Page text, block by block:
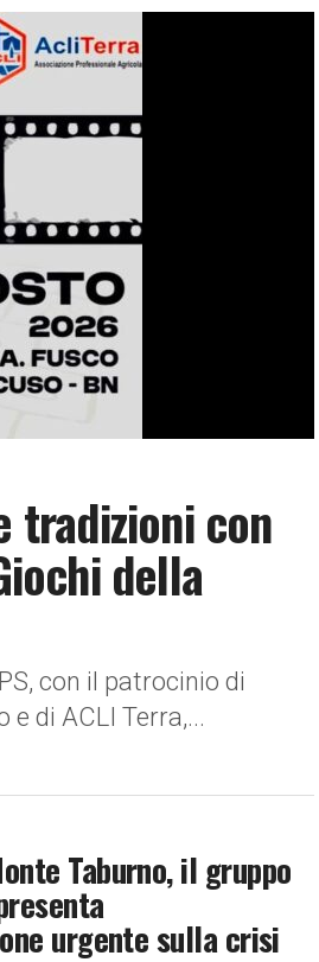
tradizioni con
della
con il patrocinio di
di ACLI Terra,...
Taburno, il gruppo
urgente sulla crisi